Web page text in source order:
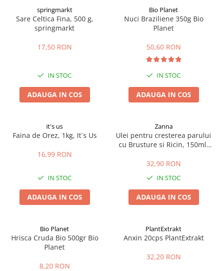
Suplimente fitness
Batoane proteice
Pentru antrenament
Mama si copilul
Sarcina si alaptare
Ceaiuri simple
Ceaiuri medicinale compuse
Ceaiuri Maté
Cafea verde
Alte produse din Cocos
springmarkt
Sare Celtica Fina, 500 g,
springmarkt
17,50 RON
IN STOC
ADAUGA IN COS
Bio Planet
Nuci Braziliene 350g Bio
Planet
50,60 RON
IN STOC
ADAUGA IN COS
it's us
Faina de Orez, 1kg, It`s Us
16,99 RON
IN STOC
ADAUGA IN COS
Zanna
Ulei pentru cresterea parului
cu Brusture si Ricin, 150ml,
32,90 RON
IN STOC
ADAUGA IN COS
Bio Planet
Hrisca Cruda Bio 500gr Bio
Planet
8,20 RON
PlantExtrakt
Anxin 20cps PlantExtrakt
32,20 RON